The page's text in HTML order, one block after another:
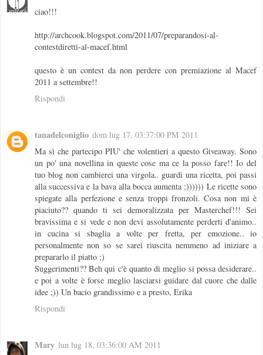
ciao!!!
http://archcook.blogspot.com/2011/07/preparandosi-al-
contestdiretti-al-macef.html
questo è un contest da non perdere con premiazione al Macef
2011 a settembre!!
Rispondi
tanadelconiglio dom lug 17, 03:37:00 PM 2011
Ma sì che partecipo PIU' che volentieri a questo Giveaway. Sono
un po' una novellina in queste cose ma ce la posso fare!! Io del
tuo blog non cambierei una virgola.. guardi una ricetta, poi passi
alla successiva e la bava alla bocca aumenta ;)))))) Le ricette sono
spiegate alla perfezione e senza troppi fronzoli. Cosa non mi è
piaciuto?? quando ti sei demoralizzata per Masterchef!!! Sei
bravissima e si vede e non devi assolutamente perderti d'animo..
in cucina si sbaglia a volte per fretta, per emozione.. io
personalmente non so se sarei riuscita nemmeno ad iniziare a
prepararlo il piatto ;)
Suggerimenti?? Beh qui c'è quanto di meglio si possa desiderare..
e poi a volte è forse meglio lasciarsi guidare dal cuore che dalle
idee ;)) Un bacio grandissimo e a presto, Erika
Rispondi
Mary lun lug 18, 03:36:00 AM 2011